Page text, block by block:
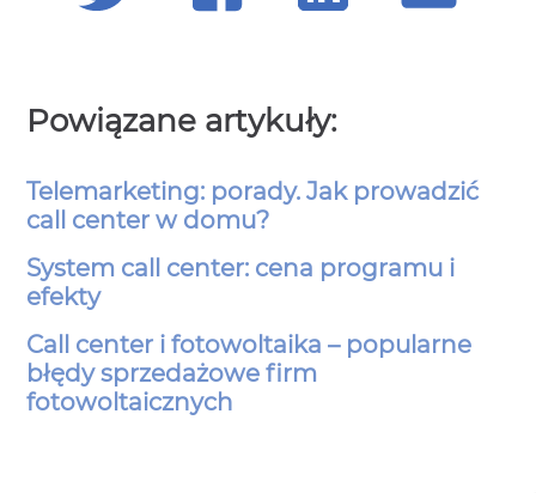
Powiązane artykuły:
Telemarketing: porady. Jak prowadzić
call center w domu?
System call center: cena programu i
efekty
Call center i fotowoltaika – popularne
błędy sprzedażowe firm
fotowoltaicznych